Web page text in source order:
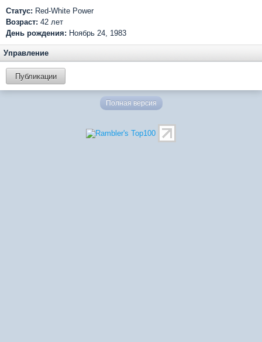
Статус: Red-White Power
Возраст: 42 лет
День рождения: Ноябрь 24, 1983
Управление
Публикации
Полная версия